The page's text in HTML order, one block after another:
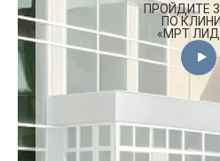
ПРОЙДИТЕ
ПО
«МРТ